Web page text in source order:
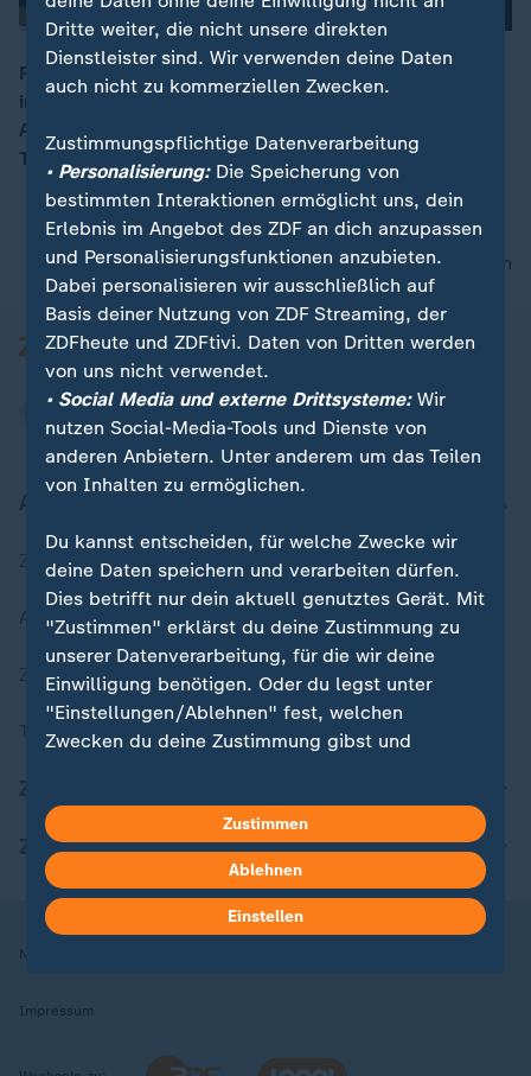
Rund eineinhalb Stunden nach Beginn des Anschlags
in Halle wurde der Täter festgenommen. Sachsen-
Anhalts Innenminister Stahlknecht zeichnet den
Tathergang nach.
nach oben
Zuletzt veröffentlicht
Aktuelle Sendungs-Videos
ZDFheute Stories
Themen im Überblick
ZDFheute Apps
Nutzungsbedingungen
Impressum
Dritte weiter, die nicht unsere direkten
Dienstleister sind. Wir verwenden deine Daten
auch nicht zu kommerziellen Zwecken.
Zustimmungspflichtige Datenverarbeitung
• Personalisierung:Die Speicherung von
bestimmten Interaktionen ermöglicht uns, dein
Erlebnis im Angebot des ZDF an dich anzupassen
und Personalisierungsfunktionen anzubieten.
Dabei personalisieren wir ausschließlich auf
Basis deiner Nutzung von ZDF Streaming, der
ZDFheute und ZDFtivi. Daten von Dritten werden
von uns nicht verwendet.
• Social Media und externe Drittsysteme:Wir
nutzen Social-Media-Tools und Dienste von
anderen Anbietern. Unter anderem um das Teilen
von Inhalten zu ermöglichen.
Du kannst entscheiden, für welche Zwecke wir
deine Daten speichern und verarbeiten dürfen.
Dies betrifft nur dein aktuell genutztes Gerät. Mit
"Zustimmen" erklärst du deine Zustimmung zu
unserer Datenverarbeitung, für die wir deine
Einwilligung benötigen. Oder du legst unter
"Einstellungen/Ablehnen" fest, welchen
Zwecken du deine Zustimmung gibst und
in deinen Einstellungen widerrufen oder ändern.
Hier findest du das Impressum.
Weitere Informationen findest du in unserer
Datenschutzerklärung.
Zustimmen
Ablehnen
Einstellen